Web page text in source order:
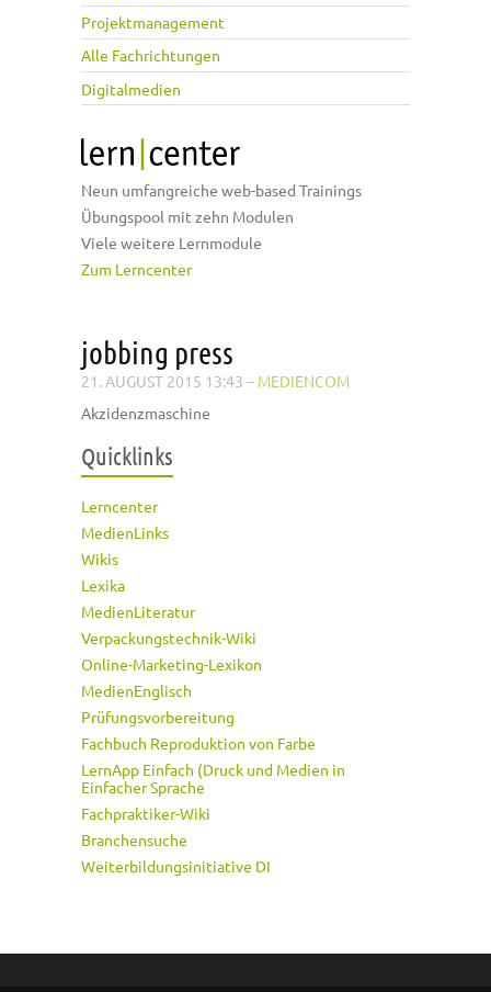
Projektmanagement
Alle Fachrichtungen
Digitalmedien
Neun umfangreiche web-based Trainings
Übungspool mit zehn Modulen
Viele weitere Lernmodule
Zum Lerncenter
jobbing press
21. AUGUST 2015 13:43 – MEDIENCOM
Akzidenzmaschine
Quicklinks
Lerncenter
MedienLinks
Wikis
Lexika
MedienLiteratur
Verpackungstechnik-Wiki
Online-Marketing-Lexikon
MedienEnglisch
Prüfungsvorbereitung
Fachbuch Reproduktion von Farbe
LernApp Einfach (Druck und Medien in
Einfacher Sprache
Fachpraktiker-Wiki
Branchensuche
Weiterbildungsinitiative DI